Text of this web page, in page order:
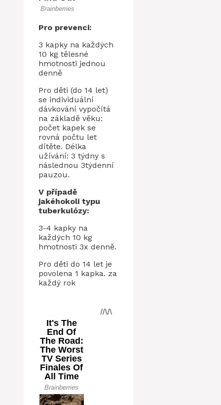
Pro prevenci:
3 kapky na každých
10 kg tělesné
hmotnosti jednou
denně
Pro děti (do 14 let)
se individuální
dávkování vypočítá
na základě věku:
počet kapek se
rovná počtu let
dítěte. Délka
užívání: 3 týdny s
následnou 3týdenní
pauzou.
V případě
jakéhokoli typu
tuberkulózy:
3-4 kapky na
každých 10 kg
hmotnosti 3x denně.
Pro děti do 14 let je
povolena 1 kapka. za
každý rok